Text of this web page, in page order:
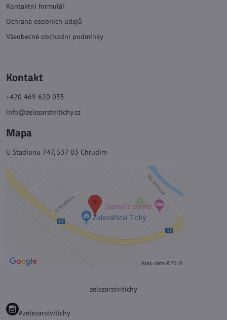
Kontaktní formulář
Ochrana osobních údajů
Všeobecné obchodní podmínky
Kontakt
+420 469 620 035
info@zelezarstvitichy.cz
Mapa
U Stadionu 747, 537 03 Chrudim
zelezarstvitichy
#zelezarstvitichy